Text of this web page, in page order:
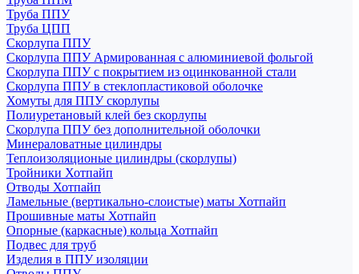
Труба ППУ
Труба ЦПП
Скорлупа ППУ
Скорлупа ППУ Армированная с алюминиевой фольгой
Скорлупа ППУ с покрытием из оцинкованной стали
Скорлупа ППУ в стеклопластиковой оболочке
Хомуты для ППУ скорлупы
Полиуретановый клей без скорлупы
Скорлупа ППУ без дополнительной оболочки
Минераловатные цилиндры
Теплоизоляционые цилиндры (скорлупы)
Тройники Хотпайп
Отводы Хотпайп
Ламельные (вертикально-слоистые) маты Хотпайп
Прошивные маты Хотпайп
Опорные (каркасные) кольца Хотпайп
Подвес для труб
Изделия в ППУ изоляции